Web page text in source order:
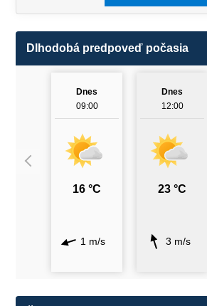
Dlhodobá predpoveď počasia
Dnes
09:00
16 °C
1 m/s
Dnes
12:00
23 °C
3 m/s